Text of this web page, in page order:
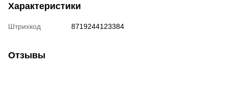
Характеристики
Штрихкод 8719244123384
Отзывы